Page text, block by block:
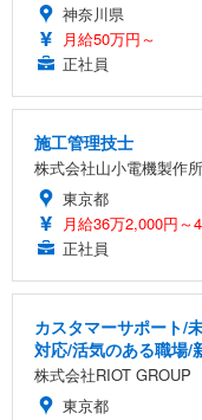
神奈川県
月給50万円～
正社員
施工管理技士
株式会社山小電機製作所
東京都
月給36万2,000円～
正社員
カスタマーサポート/
対応/活気のある職場/
株式会社RIOT GROUP
東京都